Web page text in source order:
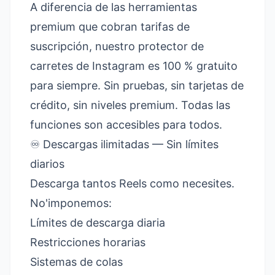
A diferencia de las herramientas
premium que cobran tarifas de
suscripción, nuestro protector de
carretes de Instagram es 100 % gratuito
para siempre. Sin pruebas, sin tarjetas de
crédito, sin niveles premium. Todas las
funciones son accesibles para todos.
♾️ Descargas ilimitadas — Sin límites
diarios
Descarga tantos Reels como necesites.
No'imponemos:
Límites de descarga diaria
Restricciones horarias
Sistemas de colas